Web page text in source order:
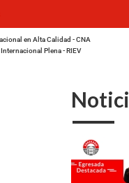
en Alta Calidad - CNA
Plena - RIEV